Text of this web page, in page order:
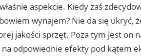
aspekcie. Kiedy zaś
wynajem? Nie da się ukryć,
jakości sprzęt. Poza tym jest on
odpowiednie efekty pod kątem